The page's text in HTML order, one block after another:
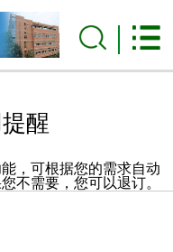
醒
，可根据您的需求自动
不需要，您可以退订。